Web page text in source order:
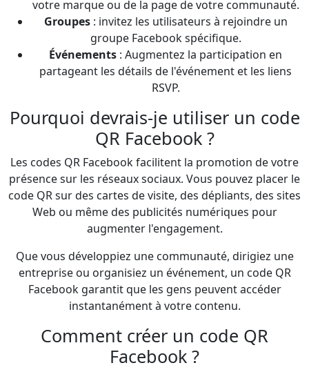
votre marque ou de la page de votre communauté.
Groupes: invitez les utilisateurs à rejoindre un
groupe Facebook spécifique.
Événements : Augmentez la participation en
partageant les détails de l'événement et les liens
RSVP.
Pourquoi devrais-je utiliser un code
QR Facebook ?
Les codes QR Facebook facilitent la promotion de votre
présence sur les réseaux sociaux. Vous pouvez placer le
code QR sur des cartes de visite, des dépliants, des sites
Web ou même des publicités numériques pour
augmenter l'engagement.
Que vous développiez une communauté, dirigiez une
entreprise ou organisiez un événement, un code QR
Facebook garantit que les gens peuvent accéder
instantanément à votre contenu.
Comment créer un code QR
Facebook ?